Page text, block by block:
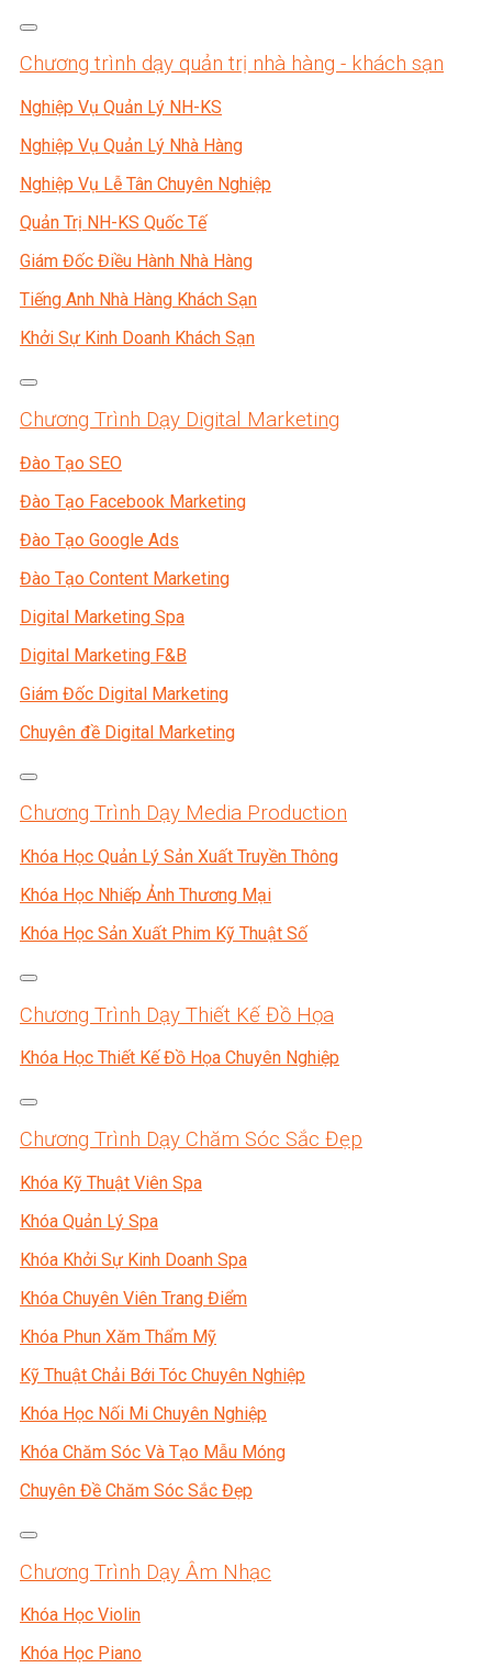
Chương trình dạy quản trị nhà hàng - khách sạn
Nghiệp Vụ Quản Lý NH-KS
Nghiệp Vụ Quản Lý Nhà Hàng
Nghiệp Vụ Lễ Tân Chuyên Nghiệp
Quản Trị NH-KS Quốc Tế
Giám Đốc Điều Hành Nhà Hàng
Tiếng Anh Nhà Hàng Khách Sạn
Khởi Sự Kinh Doanh Khách Sạn
Chương Trình Dạy Digital Marketing
Đào Tạo SEO
Đào Tạo Facebook Marketing
Đào Tạo Google Ads
Đào Tạo Content Marketing
Digital Marketing Spa
Digital Marketing F&B
Giám Đốc Digital Marketing
Chuyên đề Digital Marketing
Chương Trình Dạy Media Production
Khóa Học Quản Lý Sản Xuất Truyền Thông
Khóa Học Nhiếp Ảnh Thương Mại
Khóa Học Sản Xuất Phim Kỹ Thuật Số
Chương Trình Dạy Thiết Kế Đồ Họa
Khóa Học Thiết Kế Đồ Họa Chuyên Nghiệp
Chương Trình Dạy Chăm Sóc Sắc Đẹp
Khóa Kỹ Thuật Viên Spa
Khóa Quản Lý Spa
Khóa Khởi Sự Kinh Doanh Spa
Khóa Chuyên Viên Trang Điểm
Khóa Phun Xăm Thẩm Mỹ
Kỹ Thuật Chải Bới Tóc Chuyên Nghiệp
Khóa Học Nối Mi Chuyên Nghiệp
Khóa Chăm Sóc Và Tạo Mẫu Móng
Chuyên Đề Chăm Sóc Sắc Đẹp
Chương Trình Dạy Âm Nhạc
Khóa Học Violin
Khóa Học Piano